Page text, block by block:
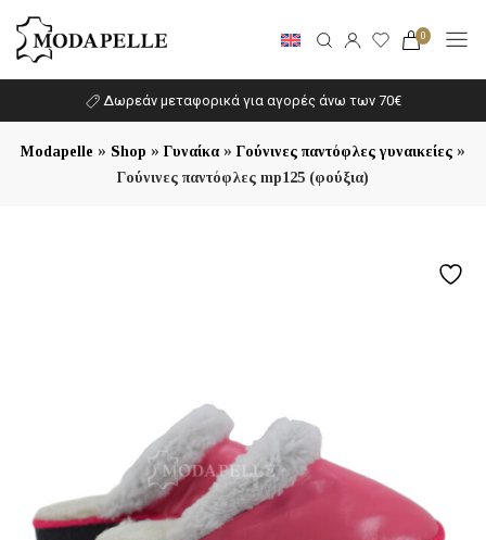
0
Δωρεάν μεταφορικά για αγορές άνω των 70€
Modapelle » Shop » Γυναίκα » Γούνινες παντόφλες γυναικείες »
Γούνινες παντόφλες mp125 (φούξια)